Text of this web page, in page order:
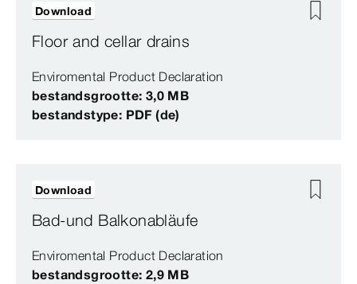
Floor and cellar drains
Enviromental Product Declaration
bestandsgrootte: 3,0 MB
bestandstype: PDF (de)
Download
Bad-und Balkonabläufe
Enviromental Product Declaration
bestandsgrootte: 2,9 MB
Download